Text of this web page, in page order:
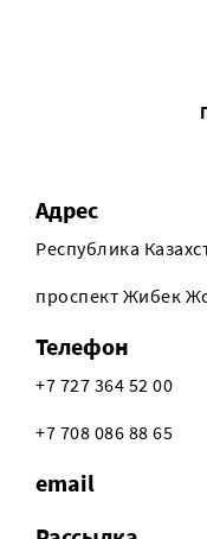
Адрес
Республика
проспект Жибек
Телефон
+7 727 364 52 00
+7 708 086 88 65
email